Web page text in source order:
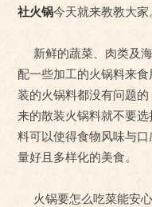
社火锅今天就来教教大家。
新鲜的蔬菜、肉类及
配一些加工的火锅料来
装的火锅料都没有问题
来的散装火锅料就不要
料可以使得食物风味与
量好且多样化的美食。
火锅要怎么吃菜能安